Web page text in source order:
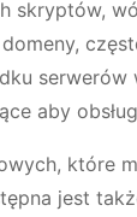
aby
które
jest